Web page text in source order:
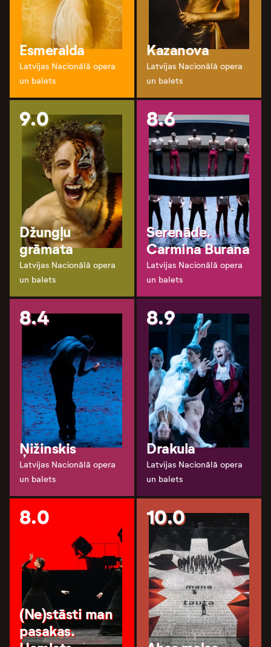
Esmeralda
Latvijas Nacionālā opera
un balets
Kazanova
Latvijas Nacionālā opera
un balets
9.0
Džungļu
grāmata
Latvijas Nacionālā opera
un balets
8.6
Serenāde.
Carmina Burana
Latvijas Nacionālā opera
un balets
8.4
Ņižinskis
Latvijas Nacionālā opera
un balets
8.9
Drakula
Latvijas Nacionālā opera
un balets
8.0
(Ne)stāsti man
pasakas.
10.0